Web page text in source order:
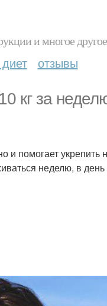
и многое другое
отзывы
кг за
и помогает
неделю, в